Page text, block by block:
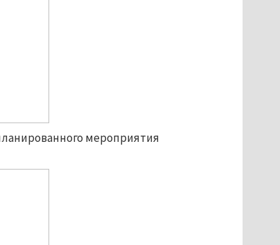
мероприятия